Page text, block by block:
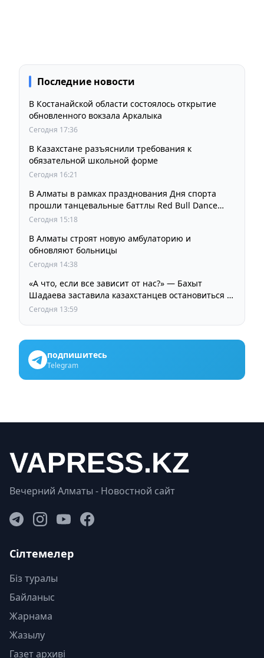
Последние новости
В Костанайской области состоялось открытие
обновленного вокзала Аркалыка
Сегодня 17:36
В Казахстане разъяснили требования к
обязательной школьной форме
Сегодня 16:21
В Алматы в рамках празднования Дня спорта
прошли танцевальные баттлы Red Bull Dance
Your Style
Сегодня 15:18
В Алматы строят новую амбулаторию и
обновляют больницы
Сегодня 14:38
«А что, если все зависит от нас?» — Бахыт
Шадаева заставила казахстанцев остановиться и
задуматься
Сегодня 13:59
подпишитесь
Telegram
Вечерний Алматы - Новостной сайт
Сілтемелер
Біз туралы
Байланыс
Жарнама
Жазылу
Газет архиві